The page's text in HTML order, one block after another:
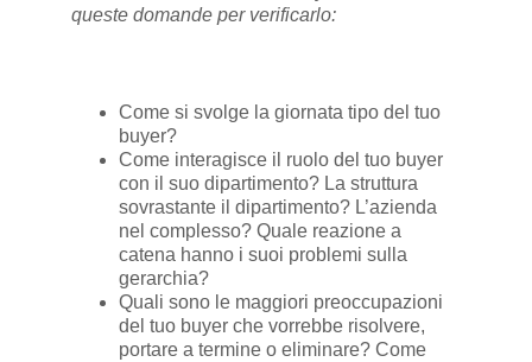
queste domande per verificarlo:
Come si svolge la giornata tipo del tuo
buyer?
Come interagisce il ruolo del tuo buyer
con il suo dipartimento? La struttura
sovrastante il dipartimento? L’azienda
nel complesso? Quale reazione a
catena hanno i suoi problemi sulla
gerarchia?
Quali sono le maggiori preoccupazioni
del tuo buyer che vorrebbe risolvere,
portare a termine o eliminare? Come